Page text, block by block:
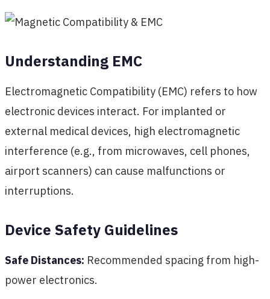
Understanding EMC
Electromagnetic Compatibility (EMC) refers to how
electronic devices interact. For implanted or
external medical devices, high electromagnetic
interference (e.g., from microwaves, cell phones,
airport scanners) can cause malfunctions or
interruptions.
Device Safety Guidelines
Safe Distances: Recommended spacing from high-
power electronics.